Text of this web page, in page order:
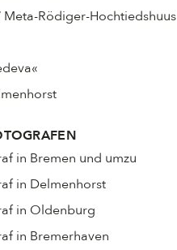
Rödiger-Hochtiedshuus
in Bremen und umzu
in Delmenhorst
in Oldenburg
in Bremerhaven